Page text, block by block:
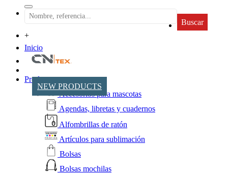
Buscar
+
Inicio
NEW PRODUCTS
Productos
Accesorios para mascotas
Agendas, libretas y cuadernos
Alfombrillas de ratón
Artículos para sublimación
Bolsas
Bolsas mochilas